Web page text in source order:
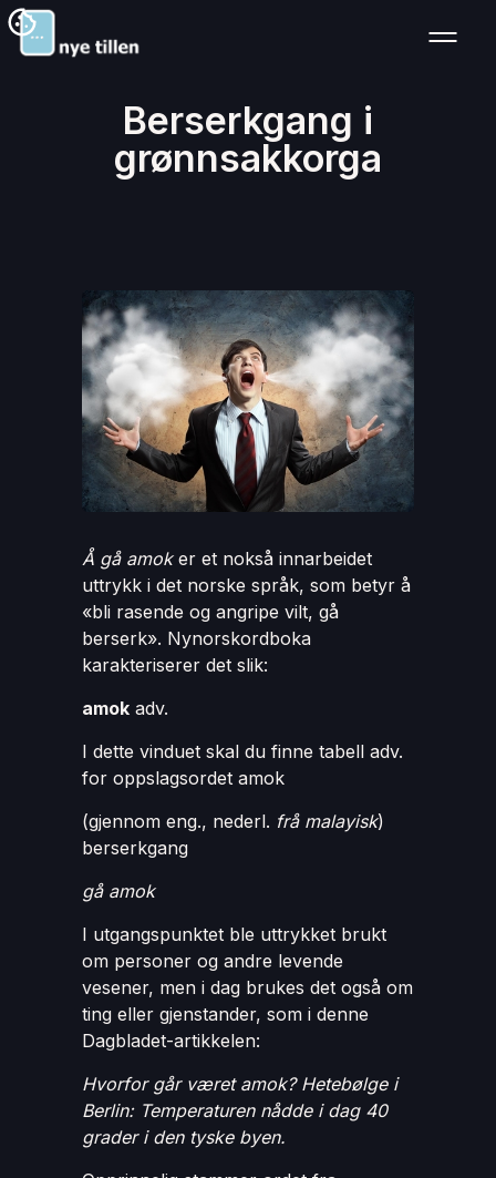
Berserkgang i
grønnsakkorga
Å gå amoker et nokså innarbeidet
uttrykk i det norske språk, som betyr å
«bli rasende og angripe vilt, gå
berserk». Nynorskordboka
karakteriserer det slik:
amok adv.
I dette vinduet skal du finne tabell adv.
for oppslagsordet amok
(gjennom eng., nederl. frå malayisk)
berserkgang
gå amok
I utgangspunktet ble uttrykket brukt
om personer og andre levende
vesener, men i dag brukes det også om
ting eller gjenstander, som i denne
Dagbladet-artikkelen:
Hvorfor går været amok? Hetebølge i
Berlin: Temperaturen nådde i dag 40
grader i den tyske byen.